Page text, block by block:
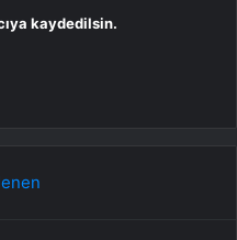
kaydedilsin.